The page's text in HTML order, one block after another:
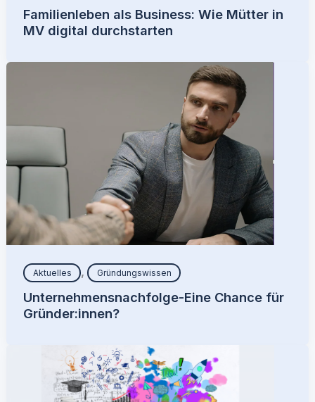
Familienleben als Business: Wie Mütter in
MV digital durchstarten
Aktuelles , Gründungswissen
Unternehmensnachfolge-Eine Chance für
Gründer:innen?